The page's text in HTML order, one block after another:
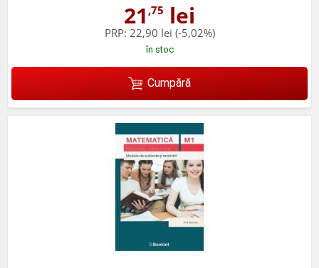
21 ,75 lei
PRP: 22,90 lei (-5,02%)
în stoc
Cumpără